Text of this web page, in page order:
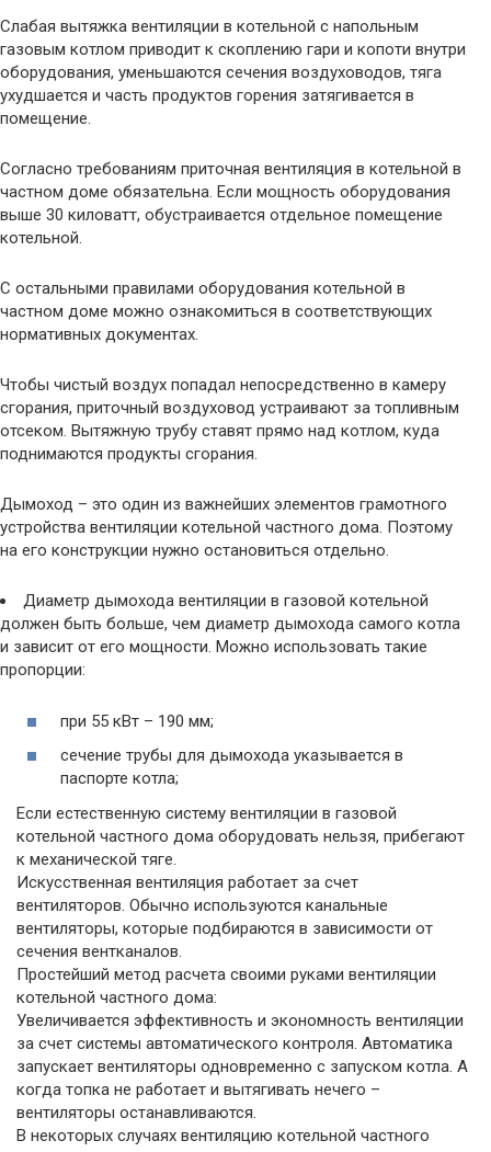
Слабая вытяжка вентиляции в котельной с напольным
газовым котлом приводит к скоплению гари и копоти внутри
оборудования, уменьшаются сечения воздуховодов, тяга
ухудшается и часть продуктов горения затягивается в
помещение.
Согласно требованиям приточная вентиляция в котельной в
частном доме обязательна. Если мощность оборудования
выше 30 киловатт, обустраивается отдельное помещение
котельной.
С остальными правилами оборудования котельной в
частном доме можно ознакомиться в соответствующих
нормативных документах.
Чтобы чистый воздух попадал непосредственно в камеру
сгорания, приточный воздуховод устраивают за топливным
отсеком. Вытяжную трубу ставят прямо над котлом, куда
поднимаются продукты сгорания.
Дымоход – это один из важнейших элементов грамотного
устройства вентиляции котельной частного дома. Поэтому
на его конструкции нужно остановиться отдельно.
Диаметр дымохода вентиляции в газовой котельной
должен быть больше, чем диаметр дымохода самого котла
и зависит от его мощности. Можно использовать такие
пропорции:
при 55 кВт – 190 мм;
сечение трубы для дымохода указывается в
паспорте котла;
Если естественную систему вентиляции в газовой
котельной частного дома оборудовать нельзя, прибегают
к механической тяге.
Искусственная вентиляция работает за счет
вентиляторов. Обычно используются канальные
вентиляторы, которые подбираются в зависимости от
сечения вентканалов.
Простейший метод расчета своими руками вентиляции
котельной частного дома:
Увеличивается эффективность и экономность вентиляции
за счет системы автоматического контроля. Автоматика
запускает вентиляторы одновременно с запуском котла. А
когда топка не работает и вытягивать нечего –
вентиляторы останавливаются.
В некоторых случаях вентиляцию котельной частного